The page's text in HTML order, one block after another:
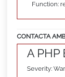
Function:
CONTACTA
A PHP
Severity: